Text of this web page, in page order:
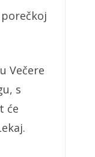
Večere
s
će